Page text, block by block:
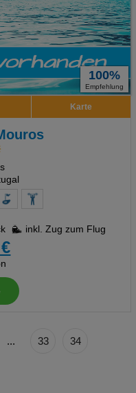
100%
Empfehlung
Karte
inkl. Zug zum Flug
... 33 34